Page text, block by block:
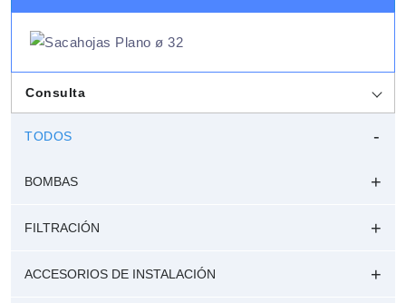
Consulta
TODOS
BOMBAS
FILTRACIÓN
ACCESORIOS DE INSTALACIÓN